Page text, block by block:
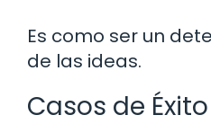
Es como ser un
de las ideas.
Casos de